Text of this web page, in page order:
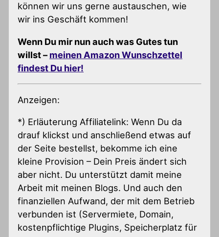
können wir uns gerne austauschen, wie
wir ins Geschäft kommen!
Wenn Du mir nun auch was Gutes tun
willst –meinen Amazon Wunschzettel
findest Du hier!
Anzeigen:
*) Erläuterung Affiliatelink: Wenn Du da
drauf klickst und anschließend etwas auf
der Seite bestellst, bekomme ich eine
kleine Provision – Dein Preis ändert sich
aber nicht. Du unterstützt damit meine
Arbeit mit meinen Blogs. Und auch den
finanziellen Aufwand, der mit dem Betrieb
verbunden ist (Servermiete, Domain,
kostenpflichtige Plugins, Speicherplatz für